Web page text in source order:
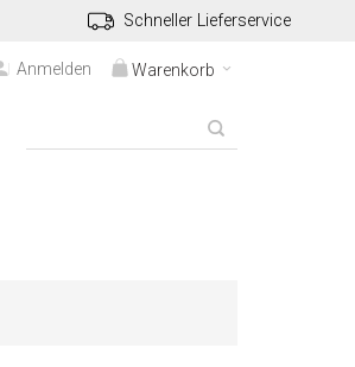
Schneller Lieferservice
Warenkorb
Anmelden